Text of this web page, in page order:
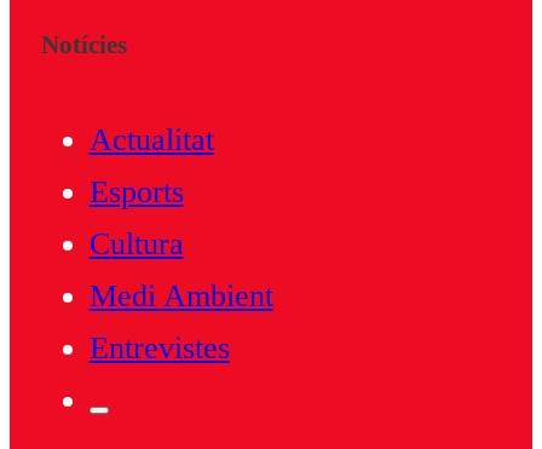
Notícies
Actualitat
Esports
Cultura
Medi Ambient
Entrevistes